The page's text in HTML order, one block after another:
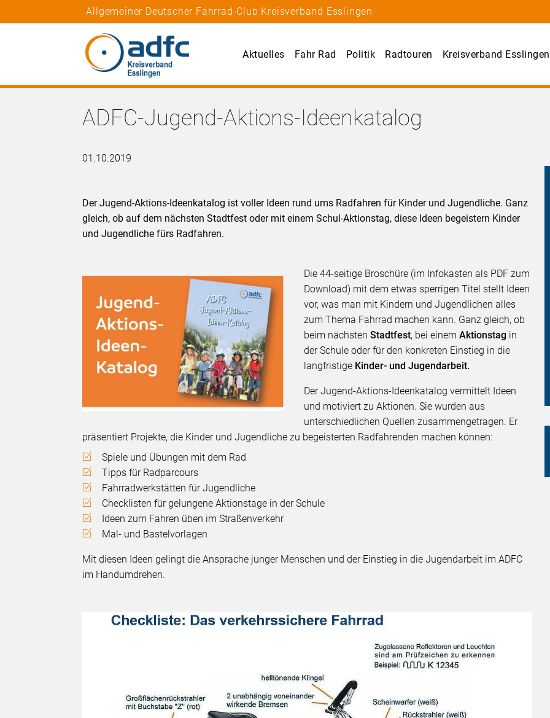
Allgemeiner Deutscher Fahrrad-Club Kreisverband Esslingen
Aktuelles Fahr Rad Politik Radtouren Kreisverband Esslingen
ADFC-Jugend-Aktions-Ideenkatalog
01.10.2019
Der Jugend-Aktions-Ideenkatalog ist voller Ideen rund ums Radfahren für Kinder und Jugendliche. Ganz
gleich, ob auf dem nächsten Stadtfest oder mit einem Schul-Aktionstag, diese Ideen begeistern Kinder
und Jugendliche fürs Radfahren.
Die 44-seitige Broschüre (im Infokasten als PDF zum
Download) mit dem etwas sperrigen Titel stellt Ideen
vor, was man mit Kindern und Jugendlichen alles
zum Thema Fahrrad machen kann. Ganz gleich, ob
beim nächstenStadtfest, bei einemAktionstag in
der Schule oder für den konkreten Einstieg in die
langfristige Kinder- und Jugendarbeit.
Der Jugend-Aktions-Ideenkatalog vermittelt Ideen
und motiviert zu Aktionen. Sie wurden aus
unterschiedlichen Quellen zusammengetragen. Er
präsentiert Projekte, die Kinder und Jugendliche zu begeisterten Radfahrenden machen können:
Spiele und Übungen mit dem Rad
Tipps für Radparcours
Fahrradwerkstätten für Jugendliche
Checklisten für gelungene Aktionstage in der Schule
Ideen zum Fahren üben im Straßenverkehr
Mal- und Bastelvorlagen
Mit diesen Ideen gelingt die Ansprache junger Menschen und der Einstieg in die Jugendarbeit im ADFC
im Handumdrehen.